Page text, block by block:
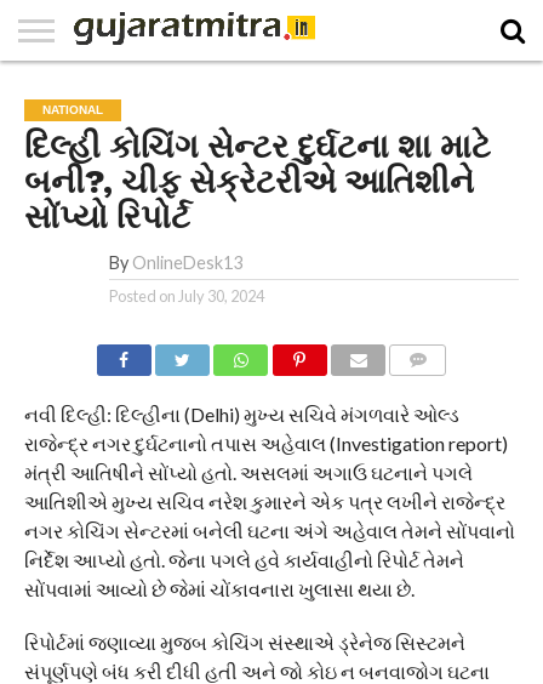
PAPER
NATIONAL
WORLD
BUSINESS
SPORTS
GUJARAT
OPINION
MORE
NATIONAL
દિલ્હી કોચિંગ સેન્ટર દુર્ઘટના શા માટે
બની?, ચીફ સેક્રેટરીએ આતિશીને
સોંપ્યો રિપોર્ટ
By OnlineDesk13
Posted on July 30, 2024
નવી દિલ્હી: દિલ્હીના (Delhi) મુખ્ય સચિવે મંગળવારે ઓલ્ડ
રાજેન્દ્ર નગર દુર્ઘટનાનો તપાસ અહેવાલ (Investigation report)
મંત્રી આતિષીને સોંપ્યો હતો. અસલમાં અગાઉ ઘટનાને પગલે
આતિશીએ મુખ્ય સચિવ નરેશ કુમારને એક પત્ર લખીને રાજેન્દ્ર
નગર કોચિંગ સેન્ટરમાં બનેલી ઘટના અંગે અહેવાલ તેમને સોંપવાનો
નિર્દેશ આપ્યો હતો. જેના પગલે હવે કાર્યવાહીનો રિપોર્ટ તેમને
સોંપવામાં આવ્યો છે જેમાં ચોંકાવનારા ખુલાસા થયા છે.
રિપોર્ટમાં જણાવ્યા મુજબ કોચિંગ સંસ્થાએ ડ્રેનેજ સિસ્ટમને
સંપૂર્ણપણે બંધ કરી દીધી હતી અને જો કોઇ ન બનવાજોગ ઘટના